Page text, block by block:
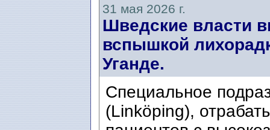
31 мая 2026 г.
Шведские власти
вспышкой
Уганде.
Специальное
(Linköping),